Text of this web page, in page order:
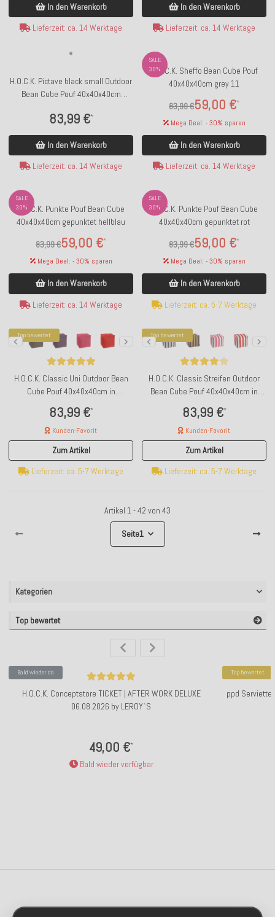
In den Warenkorb
Lieferzeit: ca. 14 Werktage
In den Warenkorb
Lieferzeit: ca. 14 Werktage
H.O.C.K. Pictave black small Outdoor
Bean Cube Pouf 40x40x40cm
83,99 €*
In den Warenkorb
Lieferzeit: ca. 14 Werktage
SALE
30%
H.O.C.K. Sheffo Bean Cube Pouf
40x40x40cm grey 11
59,00 €*
83,99 €
Mega Deal: - 30% sparen
In den Warenkorb
Lieferzeit: ca. 14 Werktage
SALE
30%
H.O.C.K. Punkte Pouf Bean Cube
40x40x40cm gepunktet hellblau
59,00 €*
83,99 €
Mega Deal: - 30% sparen
In den Warenkorb
Lieferzeit: ca. 14 Werktage
SALE
30%
H.O.C.K. Punkte Pouf Bean Cube
40x40x40cm gepunktet rot
59,00 €*
83,99 €
Mega Deal: - 30% sparen
In den Warenkorb
Lieferzeit: ca. 5-7 Werktage
Top bewertet
H.O.C.K. Classic Uni Outdoor Bean
Cube Pouf 40x40x40cm in
83,99 €*
Kunden-Favorit
Zum Artikel
Lieferzeit: ca. 5-7 Werktage
Top bewertet
H.O.C.K. Classic Streifen Outdoor
Bean Cube Pouf 40x40x40cm in
83,99 €*
Kunden-Favorit
Zum Artikel
Lieferzeit: ca. 5-7 Werktage
Artikel 1 - 42 von 43
Seite1
Kategorien
Top bewertet
Bald wieder da
H.O.C.K. Conceptstore TICKET | AFTER WORK DELUXE
06.08.2026 by LEROY`S
49,00 €*
Bald wieder verfügbar
Top bewertet
ppd